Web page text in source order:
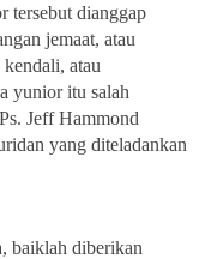
tersebut dianggap
jemaat, atau
atau
yunior itu salah
Jeff Hammond
yang diteladankan
baiklah diberikan